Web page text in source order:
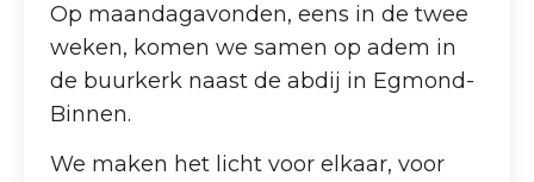
Op maandagavonden, eens in de twee
weken, komen we samen op adem in
de buurkerk naast de abdij in Egmond-
Binnen.
We maken het licht voor elkaar, voor